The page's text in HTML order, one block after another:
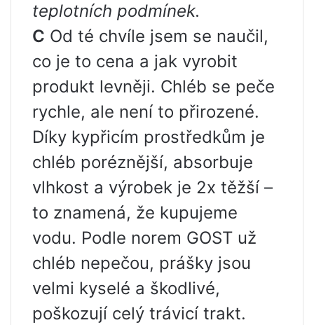
teplotních podmínek.
С Od té chvíle jsem se naučil,
co je to cena a jak vyrobit
produkt levněji. Chléb se peče
rychle, ale není to přirozené.
Díky kypřicím prostředkům je
chléb poréznější, absorbuje
vlhkost a výrobek je 2x těžší –
to znamená, že kupujeme
vodu. Podle norem GOST už
chléb nepečou, prášky jsou
velmi kyselé a škodlivé,
poškozují celý trávicí trakt.